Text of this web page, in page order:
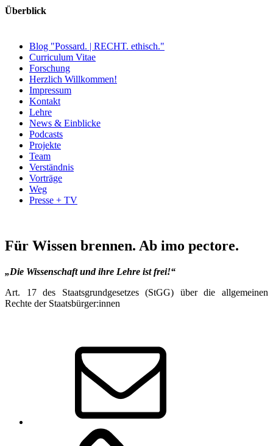
Überblick
Blog "Possard. | RECHT. ethisch."
Curriculum Vitae
Forschung
Herzlich Willkommen!
Impressum
Kontakt
Lehre
News & Einblicke
Podcasts
Projekte
Team
Verständnis
Vorträge
Weg
Presse + TV
Für Wissen brennen. Ab imo pectore.
„Die Wissenschaft und ihre Lehre ist frei!“
Art. 17 des Staatsgrundgesetzes (StGG) über die allgemeinen
Rechte der Staatsbürger:innen